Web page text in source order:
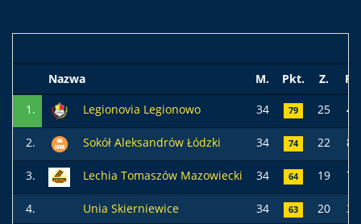
Nazwa M. Pkt. Z.
R.
1.
Legionovia Legionowo 34 79 25 4
2. Sokół Aleksandrów Łódzki 34 74 22 8
3. Lechia Tomaszów Mazowiecki 34 64 19 7
4. Unia Skierniewice 34 63 20
3